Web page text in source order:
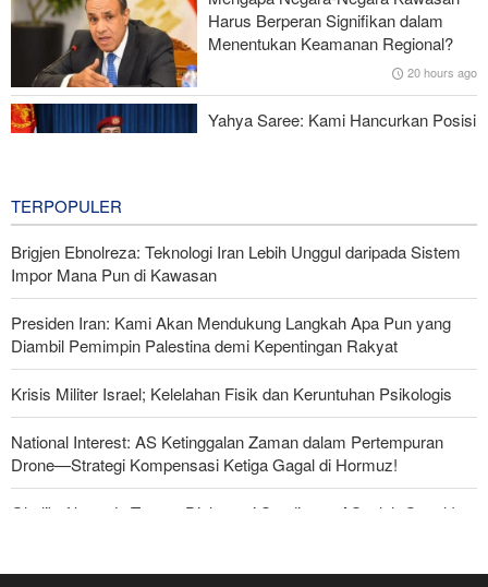
Gagal dalam Perang dengan Iran, Dua Pejabat Senior Mossad
Dipecat
Harus Berperan Signifikan dalam
Menentukan Keamanan Regional?
20 hours ago
Yahya Saree: Kami Hancurkan Posisi
TERPOPULER
Brigjen Ebnolreza: Teknologi Iran Lebih Unggul daripada Sistem
Impor Mana Pun di Kawasan
Presiden Iran: Kami Akan Mendukung Langkah Apa Pun yang
Diambil Pemimpin Palestina demi Kepentingan Rakyat
Krisis Militer Israel; Kelelahan Fisik dan Keruntuhan Psikologis
National Interest: AS Ketinggalan Zaman dalam Pertempuran
Drone—Strategi Kompensasi Ketiga Gagal di Hormuz!
Ghalibaf kepada Trump: Diplomasi Sandiwara AS telah Gagal !